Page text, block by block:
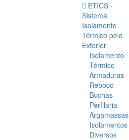
ETICS -
Sistema
Isolamento
Térmico pelo
Exterior
Isolamento
Térmico
Armaduras
Reboco
Buchas
Perfilaria
Argamassas
Isolamentos
Diversos